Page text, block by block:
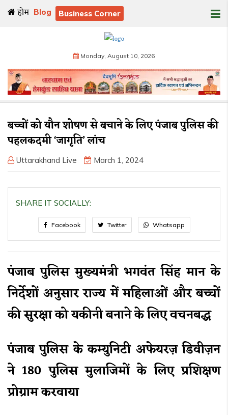
होम Blog Business Corner
Monday, August 10, 2026
बच्चों को यौन शोषण से बचाने के लिए पंजाब पुलिस की
पहलकदमी ‘जागृति’ लांच
Uttarakhand Live March 1, 2024
SHARE IT SOCIALLY:
Facebook Twitter Whatsapp
पंजाब पुलिस मुख्यमंत्री भगवंत सिंह मान के
निर्देशों अनुसार राज्य में महिलाओं और बच्चों
की सुरक्षा को यकीनी बनाने के लिए वचनबद्ध
पंजाब पुलिस के कम्युनिटी अफेयरज़ डिवीज़न
ने 180 पुलिस मुलाजिमों के लिए प्रशिक्षण
प्रोग्राम करवाया